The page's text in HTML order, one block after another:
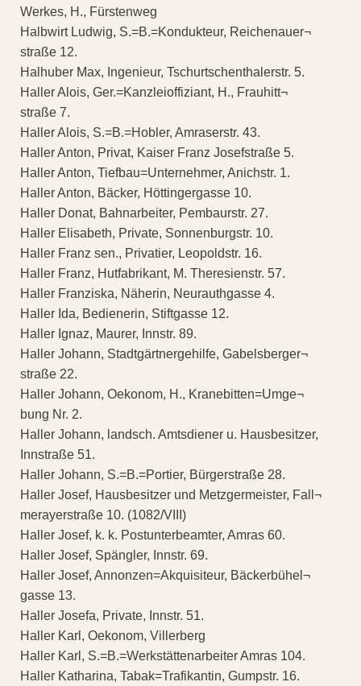
Werkes, H., Fürstenweg
Halbwirt Ludwig, S.=B.=Kondukteur, Reichenauer¬
straße 12.
Halhuber Max, Ingenieur, Tschurtschenthalerstr. 5.
Haller Alois, Ger.=Kanzleioffiziant, H., Frauhitt¬
straße 7.
Haller Alois, S.=B.=Hobler, Amraserstr. 43.
Haller Anton, Privat, Kaiser Franz Josefstraße 5.
Haller Anton, Tiefbau=Unternehmer, Anichstr. 1.
Haller Anton, Bäcker, Höttingergasse 10.
Haller Donat, Bahnarbeiter, Pembaurstr. 27.
Haller Elisabeth, Private, Sonnenburgstr. 10.
Haller Franz sen., Privatier, Leopoldstr. 16.
Haller Franz, Hutfabrikant, M. Theresienstr. 57.
Haller Franziska, Näherin, Neurauthgasse 4.
Haller Ida, Bedienerin, Stiftgasse 12.
Haller Ignaz, Maurer, Innstr. 89.
Haller Johann, Stadtgärtnergehilfe, Gabelsberger¬
straße 22.
Haller Johann, Oekonom, H., Kranebitten=Umge¬
bung Nr. 2.
Haller Johann, landsch. Amtsdiener u. Hausbesitzer,
Innstraße 51.
Haller Johann, S.=B.=Portier, Bürgerstraße 28.
Haller Josef, Hausbesitzer und Metzgermeister, Fall¬
merayerstraße 10. (1082/VIII)
Haller Josef, k. k. Postunterbeamter, Amras 60.
Haller Josef, Spängler, Innstr. 69.
Haller Josef, Annonzen=Akquisiteur, Bäckerbühel¬
gasse 13.
Haller Josefa, Private, Innstr. 51.
Haller Karl, Oekonom, Villerberg
Haller Karl, S.=B.=Werkstättenarbeiter Amras 104.
Haller Katharina, Tabak=Trafikantin, Gumpstr. 16.